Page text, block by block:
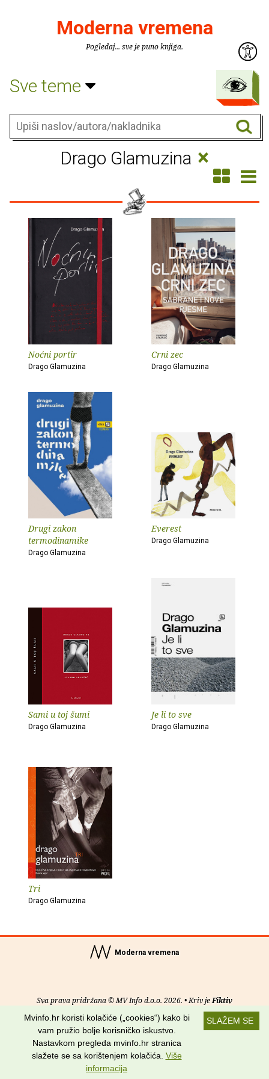
Moderna vremena
Pogledaj... sve je puno knjiga.
Sve teme
Drago Glamuzina ×
Noćni portir
Drago Glamuzina
Crni zec
Drago Glamuzina
Drugi zakon
termodinamike
Drago Glamuzina
Everest
Drago Glamuzina
Sami u toj šumi
Drago Glamuzina
Je li to sve
Drago Glamuzina
Tri
Drago Glamuzina
Moderna vremena
Sva prava pridržana © MV Info d.o.o. 2026. • Kriv jeFiktiv
Uvjeti korištenja RSS kanali
Potraži nas na:
SLAŽEM SE
Mvinfo.hr koristi kolačiće („cookies“) kako bi
vam pružio bolje korisničko iskustvo.
Nastavkom pregleda mvinfo.hr stranica
slažete se sa korištenjem kolačića. Više
informacija